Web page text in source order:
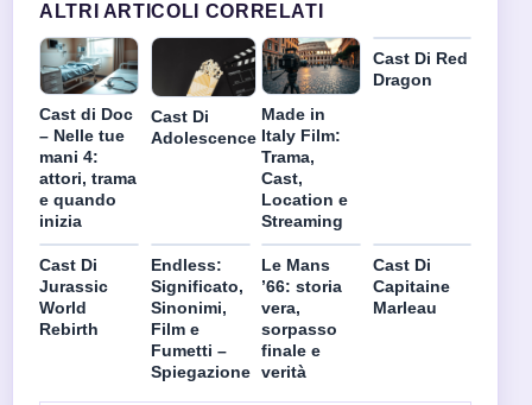
ALTRI ARTICOLI CORRELATI
Cast di Doc
– Nelle tue
mani 4:
attori, trama
e quando
inizia
Cast Di
Adolescence
Made in
Italy Film:
Trama,
Cast,
Location e
Streaming
Cast Di Red
Dragon
Cast Di
Jurassic
World
Rebirth
Endless:
Significato,
Sinonimi,
Film e
Fumetti –
Spiegazione
Le Mans
’66: storia
vera,
sorpasso
finale e
verità
Cast Di
Capitaine
Marleau